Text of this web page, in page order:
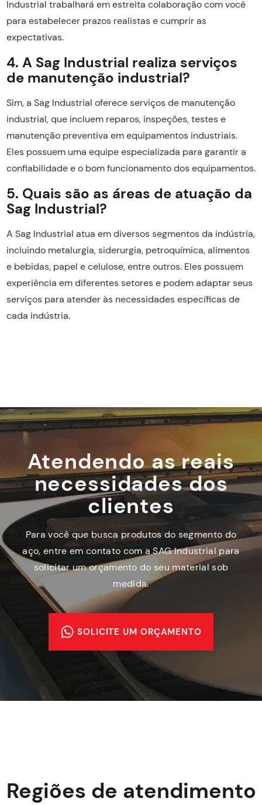
Industrial trabalhará em estreita colaboração com você
para estabelecer prazos realistas e cumprir as
expectativas.
4. A Sag Industrial realiza serviços
de manutenção industrial?
Sim, a Sag Industrial oferece serviços de manutenção
industrial, que incluem reparos, inspeções, testes e
manutenção preventiva em equipamentos industriais.
Eles possuem uma equipe especializada para garantir a
confiabilidade e o bom funcionamento dos equipamentos.
5. Quais são as áreas de atuação da
Sag Industrial?
A Sag Industrial atua em diversos segmentos da indústria,
incluindo metalurgia, siderurgia, petroquímica, alimentos
e bebidas, papel e celulose, entre outros. Eles possuem
experiência em diferentes setores e podem adaptar seus
serviços para atender às necessidades específicas de
cada indústria.
Atendendo as reais
necessidades dos
clientes
Para você que busca produtos do segmento do
aço, entre em contato com a SAG Industrial para
solicitar um orçamento do seu material sob
medida.
SOLICITE UM ORÇAMENTO
Regiões de atendimento